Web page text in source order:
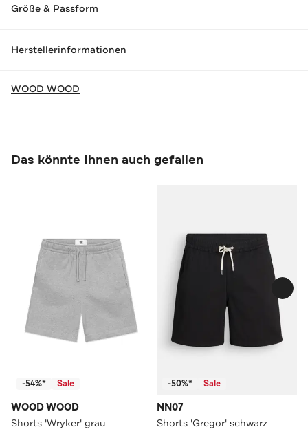
Größe & Passform
Herstellerinformationen
WOOD WOOD
Das könnte Ihnen auch gefallen
-54%* Sale
WOOD WOOD
Shorts 'Wryker' grau
-50%* Sale
NN07
Shorts 'Gregor' schwarz